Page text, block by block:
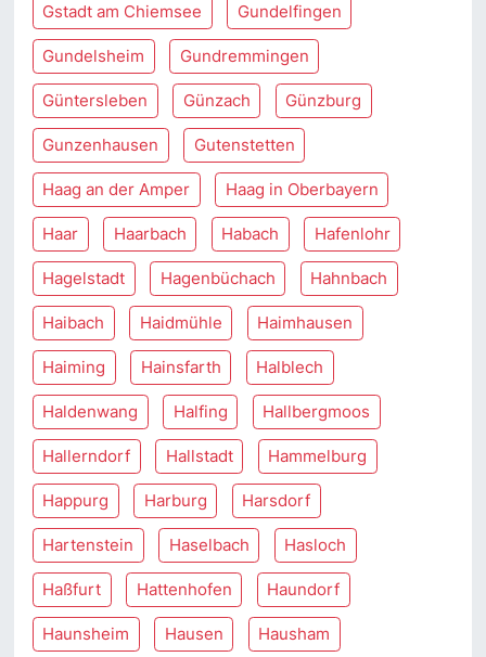
Gstadt am Chiemsee Gundelfingen
Gundelsheim Gundremmingen
Güntersleben Günzach Günzburg
Gunzenhausen Gutenstetten
Haag an der Amper Haag in Oberbayern
Haar Haarbach Habach Hafenlohr
Hagelstadt Hagenbüchach Hahnbach
Haibach Haidmühle Haimhausen
Haiming Hainsfarth Halblech
Haldenwang Halfing Hallbergmoos
Hallerndorf Hallstadt Hammelburg
Happurg Harburg Harsdorf
Hartenstein Haselbach Hasloch
Haßfurt Hattenhofen Haundorf
Haunsheim Hausen Hausham